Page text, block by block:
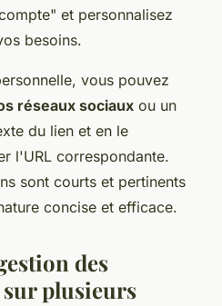
et personnalisez
besoins.
vous pouvez
réseaux sociaux ou un
du lien et en le
l'URL correspondante.
sont courts et pertinents
concise et efficace.
des
plusieurs